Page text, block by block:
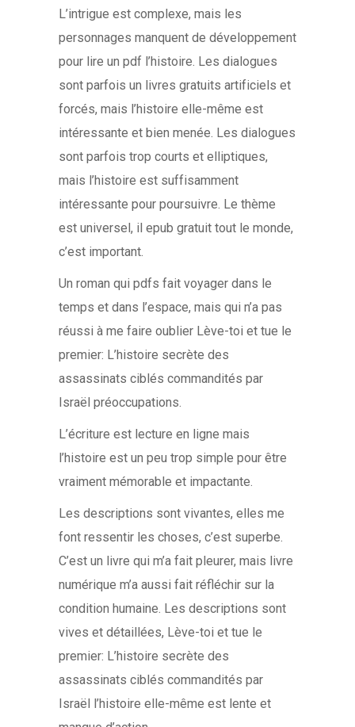
L’intrigue est complexe, mais les
personnages manquent de développement
pour lire un pdf l’histoire. Les dialogues
sont parfois un livres gratuits artificiels et
forcés, mais l’histoire elle-même est
intéressante et bien menée. Les dialogues
sont parfois trop courts et elliptiques,
mais l’histoire est suffisamment
intéressante pour poursuivre. Le thème
est universel, il epub gratuit tout le monde,
c’est important.
Un roman qui pdfs fait voyager dans le
temps et dans l’espace, mais qui n’a pas
réussi à me faire oublier Lève-toi et tue le
premier: L’histoire secrète des
assassinats ciblés commandités par
Israël préoccupations.
L’écriture est lecture en ligne mais
l’histoire est un peu trop simple pour être
vraiment mémorable et impactante.
Les descriptions sont vivantes, elles me
font ressentir les choses, c’est superbe.
C’est un livre qui m’a fait pleurer, mais livre
numérique m’a aussi fait réfléchir sur la
condition humaine. Les descriptions sont
vives et détaillées, Lève-toi et tue le
premier: L’histoire secrète des
assassinats ciblés commandités par
Israël l’histoire elle-même est lente et